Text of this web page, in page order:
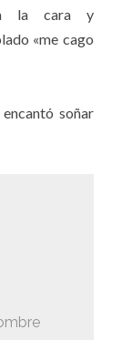
la cara y
«me cago
soñar